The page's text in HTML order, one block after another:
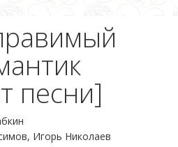
песни]
Игорь Николаев